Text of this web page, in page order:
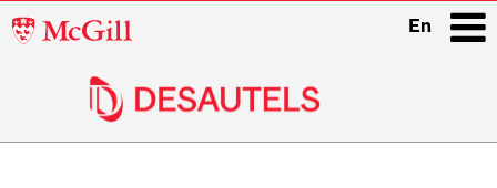
McGill
En